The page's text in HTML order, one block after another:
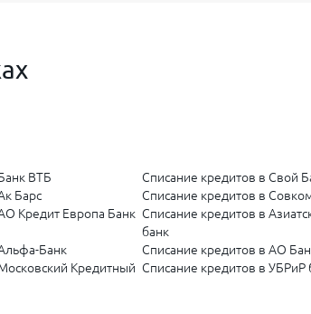
от долговых обязательств
ВТБ Списание кредитов в Свой
Барс Списание кредитов в
Кредит Европа Банк Списание кредитов в
банк
Банк Списание кредитов в АО
Кредитный Списание кредитов в УБРиР